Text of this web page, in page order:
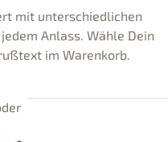
mit unterschiedlichen
Anlass. Wähle Dein
im Warenkorb.